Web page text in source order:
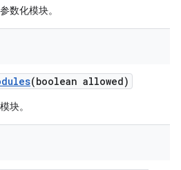
数化模块。
(boolean allowed)
块。